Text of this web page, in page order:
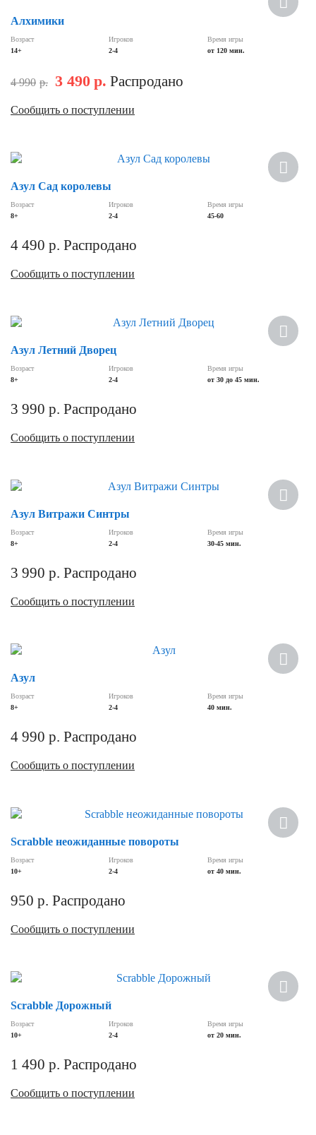
Алхимики
Возраст
14+
Игроков
2-4
Время игры
от 120 мин.
4 990 р. 3 490 р. Распродано
Сообщить о поступлении
Азул Сад королевы
Возраст
8+
Игроков
2-4
Время игры
45-60
4 490 р. Распродано
Сообщить о поступлении
Азул Летний Дворец
Возраст
8+
Игроков
2-4
Время игры
от 30 до 45 мин.
3 990 р. Распродано
Сообщить о поступлении
Азул Витражи Синтры
Возраст
8+
Игроков
2-4
Время игры
30-45 мин.
3 990 р. Распродано
Сообщить о поступлении
Азул
Возраст
8+
Игроков
2-4
Время игры
40 мин.
4 990 р. Распродано
Сообщить о поступлении
Scrabble неожиданные повороты
Возраст
10+
Игроков
2-4
Время игры
от 40 мин.
950 р. Распродано
Сообщить о поступлении
Scrabble Дорожный
Возраст
10+
Игроков
2-4
Время игры
от 20 мин.
1 490 р. Распродано
Сообщить о поступлении